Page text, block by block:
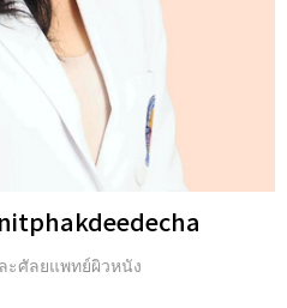
H. Gold
the American Academy of